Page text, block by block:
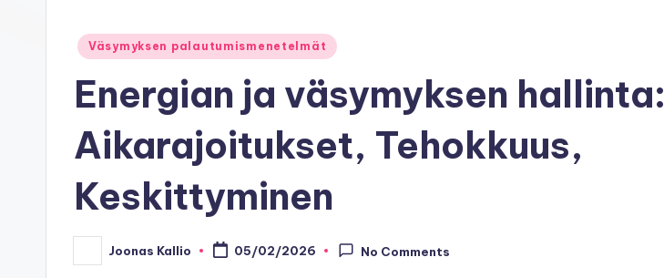
Posted
Väsymyksen palautumismenetelmät
Energian ja väsymyksen hallinta:
Aikarajoitukset, Tehokkuus,
Keskittyminen
Posted
by
Joonas Kallio 05/02/2026 No Comments